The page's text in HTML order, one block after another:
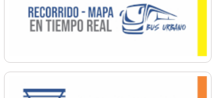
Ordenamiento
Promoción Social
Salud
Secretaría General